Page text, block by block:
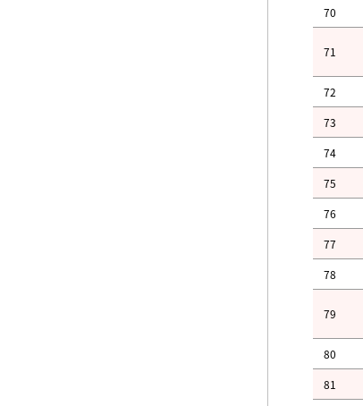
70
71
72
73
74
75
76
77
78
79
80
81